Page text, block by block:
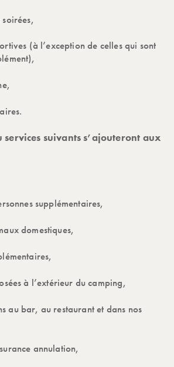
(à l’exception de celles qui sont
services suivants s’ajouteront aux
supplémentaires,
domestiques,
à l’extérieur du camping,
au bar, au restaurant et dans nos
annulation,